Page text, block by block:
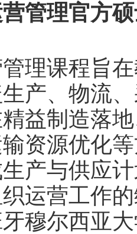
管理官方
理课程旨
产、物流
益制造落
资源优化
产与供应
运营工作
穆尔西亚